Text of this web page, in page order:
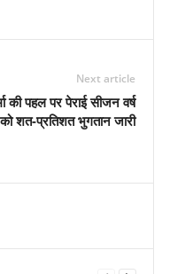
Next article
की पहल पर पेराई सीजन वर्ष
शत-प्रतिशत भुगतान जारी